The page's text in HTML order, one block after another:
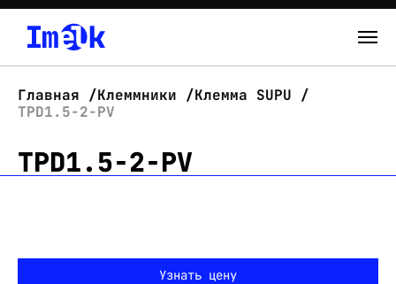
Новости
Контакты
Главная Клеммники
Клемма SUPU
TPD1.5-2-PV
TPD1.5-2-PV
Узнать цену